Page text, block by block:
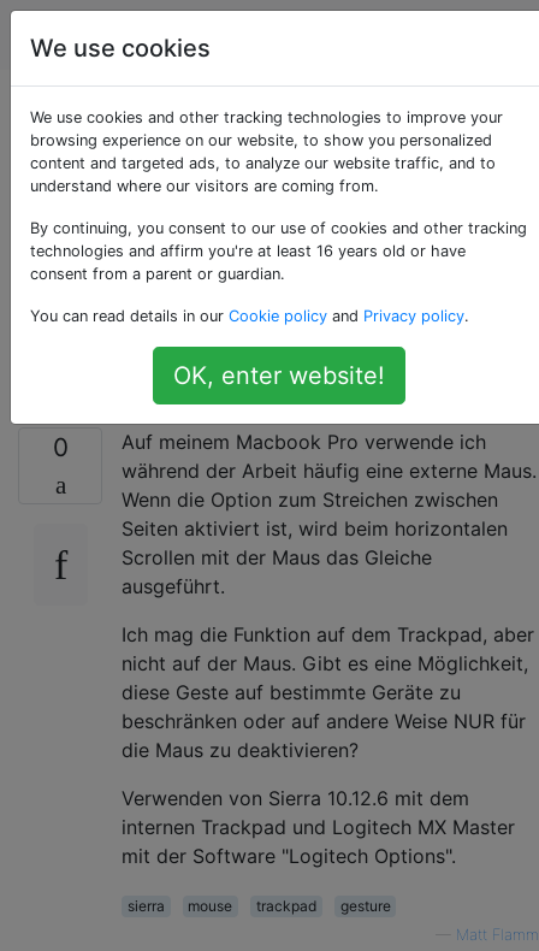
Apple
Wie deaktiviere ich
das Scrollen für die
Seitennavigation mit
der Maus, aber nicht
mit dem Trackpad?
0
Auf meinem Macbook Pro verwende ich
während der Arbeit häufig eine externe Maus.
Wenn die Option zum Streichen zwischen
Seiten aktiviert ist, wird beim horizontalen
Scrollen mit der Maus das Gleiche
ausgeführt.
Ich mag die Funktion auf dem Trackpad, aber
nicht auf der Maus. Gibt es eine Möglichkeit,
diese Geste auf bestimmte Geräte zu
beschränken oder auf andere Weise NUR für
die Maus zu deaktivieren?
Verwenden von Sierra 10.12.6 mit dem
internen Trackpad und Logitech MX Master
mit der Software "Logitech Options".
sierra mouse trackpad
gesture
Matt Flamm
We use cookies
We use cookies and other tracking technologies to improve your
browsing experience on our website, to show you personalized
content and targeted ads, to analyze our website traffic, and to
understand where our visitors are coming from.
By continuing, you consent to our use of cookies and other tracking
technologies and affirm you're at least 16 years old or have
consent from a parent or guardian.
You can read details in our Cookie policy and Privacy policy.
OK, enter website!